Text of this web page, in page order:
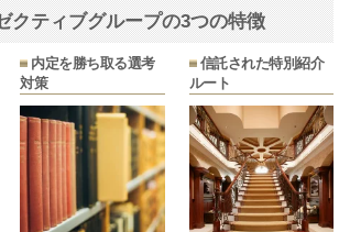
クティブグループの3つの特徴
内定を勝ち取る選考
対策
信託された特別紹介
ルート